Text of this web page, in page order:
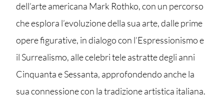
dell’arte americana Mark Rothko, con un percorso
che esplora l’evoluzione della sua arte, dalle prime
opere figurative, in dialogo con l’Espressionismo e
il Surrealismo, alle celebri tele astratte degli anni
Cinquanta e Sessanta, approfondendo anche la
sua connessione con la tradizione artistica italiana.